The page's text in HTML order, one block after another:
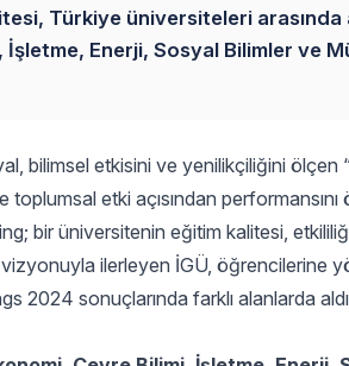
Türkiye üniversiteleri arasında
Enerji, Sosyal Bilimler ve
bilimsel etkisini ve yenilikçiliğini ölçen
etki açısından
bir üniversitenin eğitim kalitesi,
ilerleyen İGÜ, öğrencilerine
sonuçlarında farklı alanlarda